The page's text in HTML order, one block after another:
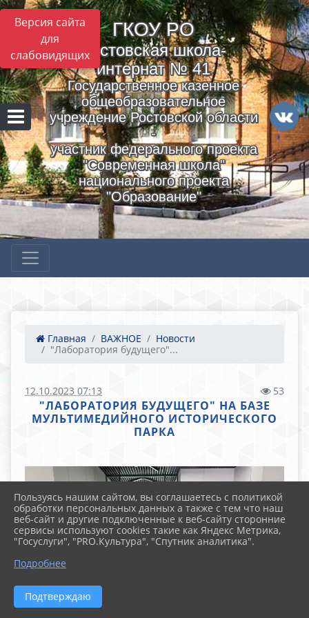
Версия сайта
для
слабовидящих
ГКОУ РO
Ростовская школа-
интернат № 41
Государственное казенное
общеобразовательное
учреждение Ростовской области
-
участник федерального проекта
"Современная школа"
национального проекта
"Образование"
Главная ВАЖНОЕ
Новости
"Лаборатория будущего"...
12.10.2023 07:13 53
"ЛАБОРАТОРИЯ БУДУЩЕГО" НА БАЗЕ
МУЛЬТИМЕДИЙНОГО ИСТОРИЧЕСКОГО
ПАРКА
Пользуясь нашим сайтом, вы соглашаетесь с политикой
обработки персональных данных а также с тем что наш
веб-сайт и другие подключенные к веб-сайту сторонние
сервисы используют cookies такие как Яндекс Метрика,
"Госуслуги", "PRO.Культура", "Спутник аналитика".
Подробнее
Подтверждаю